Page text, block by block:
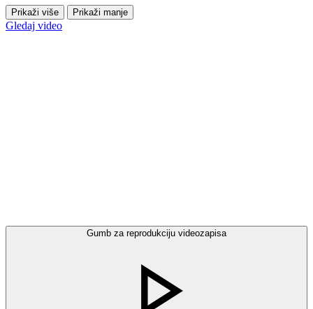
Prikaži više Prikaži manje
Gledaj video
Gumb za reprodukciju videozapisa